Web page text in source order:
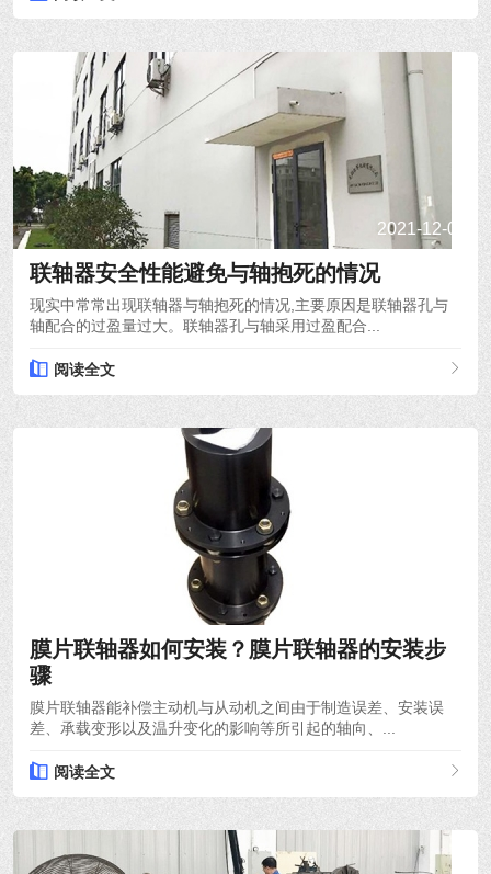
2021-12-08
联轴器安全性能避免与轴抱死的情况
现实中常常出现联轴器与轴抱死的情况,主要原因是联轴器孔与
轴配合的过盈量过大。联轴器孔与轴采用过盈配合...
阅读全文
膜片联轴器如何安装？膜片联轴器的安装步
骤
膜片联轴器能补偿主动机与从动机之间由于制造误差、安装误
差、承载变形以及温升变化的影响等所引起的轴向、...
阅读全文